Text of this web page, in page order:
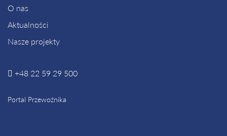
O nas
Aktualności
Nasze projekty
+48 22 59 29 500
Portal Przewoźnika